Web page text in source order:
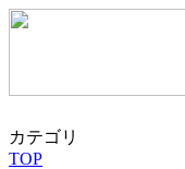
カテゴリ
TOP